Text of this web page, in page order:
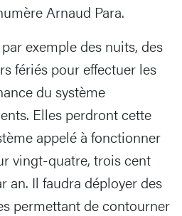
Arnaud Para.
exemple des nuits, des
fériés pour effectuer les
du système
Elles perdront cette
appelé à fonctionner
vingt-quatre, trois cent
an. Il faudra déployer des
permettant de contourner